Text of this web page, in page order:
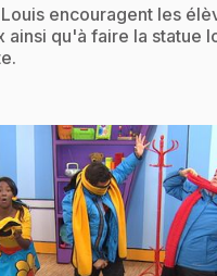
encouragent les
ainsi qu'à faire la statue